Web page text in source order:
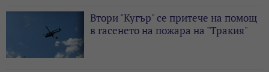
Втори "Кугър" се притече на помощ
в гасенето на пожара на "Тракия"